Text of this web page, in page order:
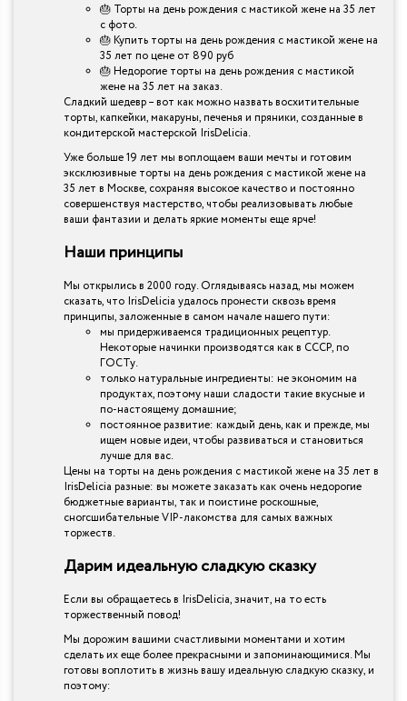
🎂 Торты на день рождения с мастикой жене на 35 лет
с фото.
🎂 Купить торты на день рождения с мастикой жене на
35 лет по цене от 890 руб
🎂 Недорогие торты на день рождения с мастикой
жене на 35 лет на заказ.
Сладкий шедевр – вот как можно назвать восхитительные
торты, капкейки, макаруны, печенья и пряники, созданные в
кондитерской мастерской IrisDelicia.
Уже больше 19 лет мы воплощаем ваши мечты и готовим
эксклюзивные торты на день рождения с мастикой жене на
35 лет в Москве, сохраняя высокое качество и постоянно
совершенствуя мастерство, чтобы реализовывать любые
ваши фантазии и делать яркие моменты еще ярче!
Наши принципы
Мы открылись в 2000 году. Оглядываясь назад, мы можем
сказать, что IrisDelicia удалось пронести сквозь время
принципы, заложенные в самом начале нашего пути:
мы придерживаемся традиционных рецептур.
Некоторые начинки производятся как в СССР, по
ГОСТу.
только натуральные ингредиенты: не экономим на
продуктах, поэтому наши сладости такие вкусные и
по-настоящему домашние;
постоянное развитие: каждый день, как и прежде, мы
ищем новые идеи, чтобы развиваться и становиться
лучше для вас.
Цены на торты на день рождения с мастикой жене на 35 лет в
IrisDelicia разные: вы можете заказать как очень недорогие
бюджетные варианты, так и поистине роскошные,
сногсшибательные VIP-лакомства для самых важных
торжеств.
Дарим идеальную сладкую сказку
Если вы обращаетесь в IrisDelicia, значит, на то есть
торжественный повод!
Мы дорожим вашими счастливыми моментами и хотим
сделать их еще более прекрасными и запоминающимися. Мы
готовы воплотить в жизнь вашу идеальную сладкую сказку, и
поэтому: